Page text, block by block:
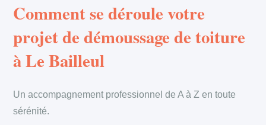
Comment se déroule votre
projet de démoussage de toiture
à Le Bailleul
Un accompagnement professionnel de A à Z en toute
sérénité.